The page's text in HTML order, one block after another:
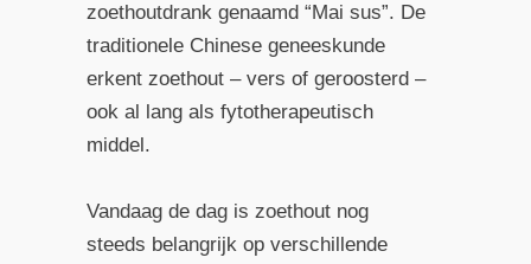
zoethoutdrank genaamd “Mai sus”. De
traditionele Chinese geneeskunde
erkent zoethout – vers of geroosterd –
ook al lang als fytotherapeutisch
middel.
Vandaag de dag is zoethout nog
steeds belangrijk op verschillende